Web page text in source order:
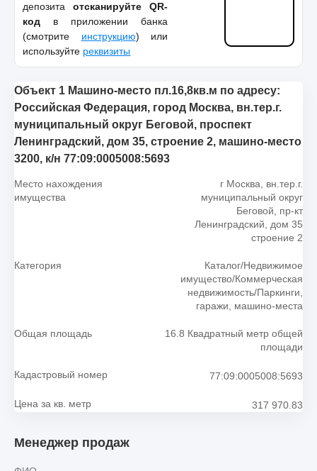
депозита отсканируйте QR-
код в приложении банка
(смотрите инструкцию) или
используйте реквизиты
Объект 1 Машино-место пл.16,8кв.м по адресу:
Российская Федерация, город Москва, вн.тер.г.
муниципальный округ Беговой, проспект
Ленинградский, дом 35, строение 2, машино-место
3200, к/н 77:09:0005008:5693
Место нахождения
имущества
г Москва, вн.тер.г.
муниципальный округ
Беговой, пр-кт
Ленинградский, дом 35
строение 2
Категория
Каталог/Недвижимое
имущество/Коммерческая
недвижимость/Паркинги,
гаражи, машино-места
Общая площадь
16.8 Квадратный метр общей
площади
Кадастровый номер 77:09:0005008:5693
Цена за кв. метр 317 970.83
Менеджер продаж